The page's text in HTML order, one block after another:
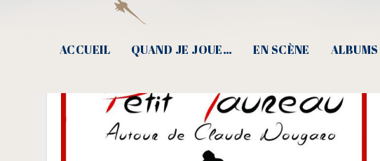
ACCUEIL QUAND JE JOUE… EN SCÈNE ALBUMS